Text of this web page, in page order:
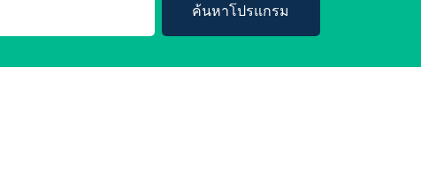
ค้นหาโปรแกรม